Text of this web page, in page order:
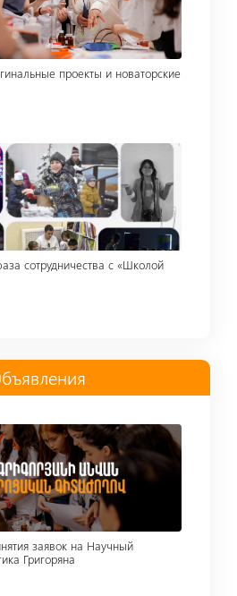
проекты и новаторские
сотрудничества с «Школой
заявок на Научный
Григоряна